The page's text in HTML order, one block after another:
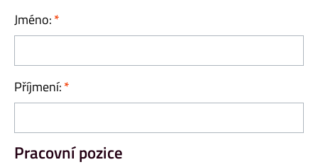
Jméno:
Příjmení:
Pracovní pozice